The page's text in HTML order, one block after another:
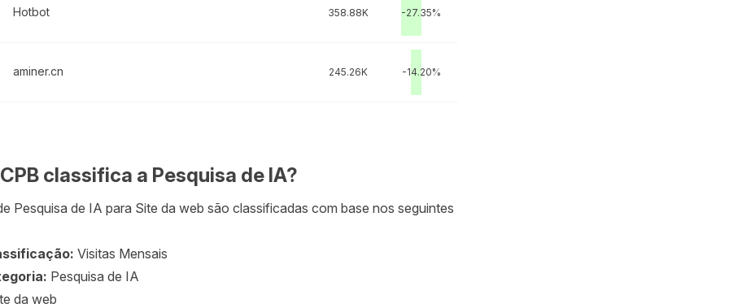
Hotbot 358.88K -27.35%
aminer.cn 245.26K -14.20%
classifica a Pesquisa de IA?
Pesquisa de IA para Site da web são classificadas com base nos seguintes
Visitas Mensais
Pesquisa de IA
da web